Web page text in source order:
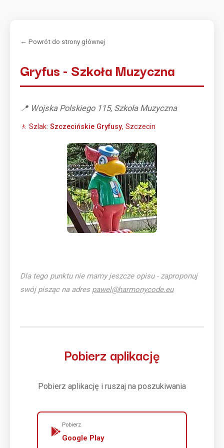
← Powrót do strony głównej
Gryfus - Szkoła Muzyczna
📍 Wojska Polskiego 115, Szkoła Muzyczna
🚶 Szlak: Szczecińskie Gryfusy, Szczecin
Dla tego punktu nie mamy jeszcze opisu - zaproponuj
swój pisząc na adres pawel@harmonycode.eu
Pobierz aplikację
Pobierz aplikację i ruszaj na poszukiwania
Pobierz
Google Play